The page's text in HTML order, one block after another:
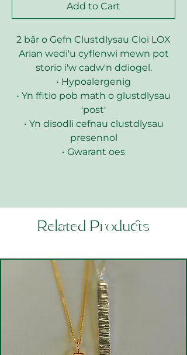
Add to Cart
2 bâr o Gefn Clustdlysau Cloi LOX
Arian wedi'u cyflenwi mewn pot
storio i'w cadw'n ddiogel.
• Hypoalergenig
• Yn ffitio pob math o glustdlysau
'post'
• Yn disodli cefnau clustdlysau
presennol
• Gwarant oes
Related Products